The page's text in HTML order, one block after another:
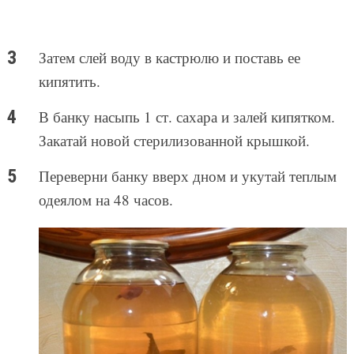
Затем слей воду в кастрюлю и поставь ее
кипятить.
В банку насыпь 1 ст. сахара и залей кипятком.
Закатай новой стерилизованной крышкой.
Переверни банку вверх дном и укутай теплым
одеялом на 48 часов.